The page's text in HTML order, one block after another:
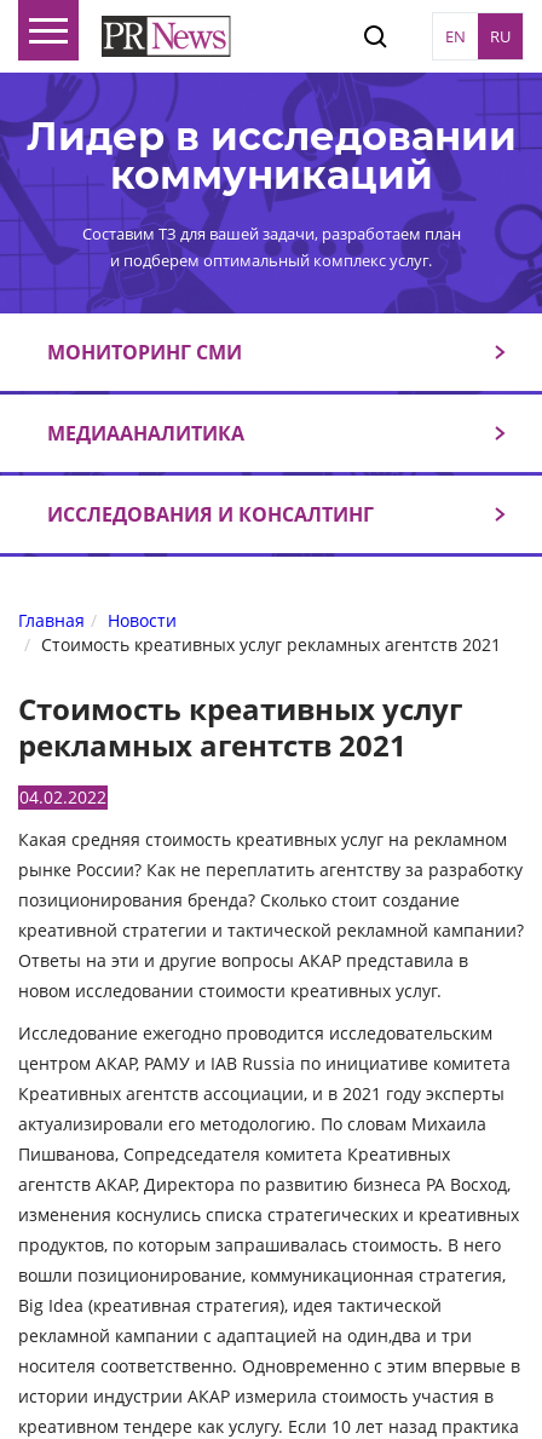
EN RU
Лидер в исследовании
коммуникаций
Составим ТЗ для вашей задачи, разработаем план
и подберем оптимальный комплекс услуг.
МОНИТОРИНГ СМИ
МЕДИААНАЛИТИКА
ИССЛЕДОВАНИЯ И КОНСАЛТИНГ
Главная
Новости
Стоимость креативных услуг рекламных агентств 2021
Стоимость креативных услуг
рекламных агентств 2021
04.02.2022
Какая средняя стоимость креативных услуг на рекламном
рынке России? Как не переплатить агентству за разработку
позиционирования бренда? Сколько стоит создание
креативной стратегии и тактической рекламной кампании?
Ответы на эти и другие вопросы АКАР представила в
новом исследовании стоимости креативных услуг.
Исследование ежегодно проводится исследовательским
центром АКАР, РАМУ и IAB Russia по инициативе комитета
Креативных агентств ассоциации, и в 2021 году эксперты
актуализировали его методологию. По словам Михаила
Пишванова, Сопредседателя комитета Креативных
агентств АКАР, Директора по развитию бизнеса РА Восход,
изменения коснулись списка стратегических и креативных
продуктов, по которым запрашивалась стоимость. В него
вошли позиционирование, коммуникационная стратегия,
Big Idea (креативная стратегия), идея тактической
рекламной кампании с адаптацией на один,два и три
носителя соответственно. Одновременно с этим впервые в
истории индустрии АКАР измерила стоимость участия в
креативном тендере как услугу. Если 10 лет назад практика